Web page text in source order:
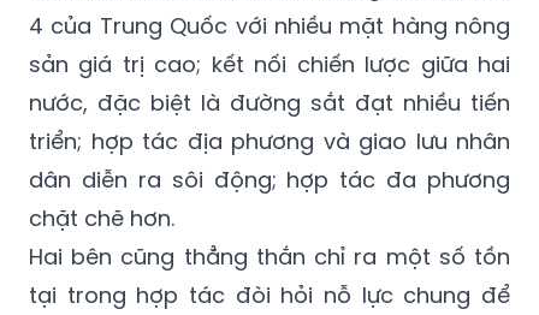
4 của Trung Quốc với nhiều mặt hàng nông
sản giá trị cao; kết nối chiến lược giữa hai
nước, đặc biệt là đường sắt đạt nhiều tiến
triển; hợp tác địa phương và giao lưu nhân
dân diễn ra sôi động; hợp tác đa phương
chặt chẽ hơn.
Hai bên cũng thẳng thắn chỉ ra một số tồn
tại trong hợp tác đòi hỏi nỗ lực chung để